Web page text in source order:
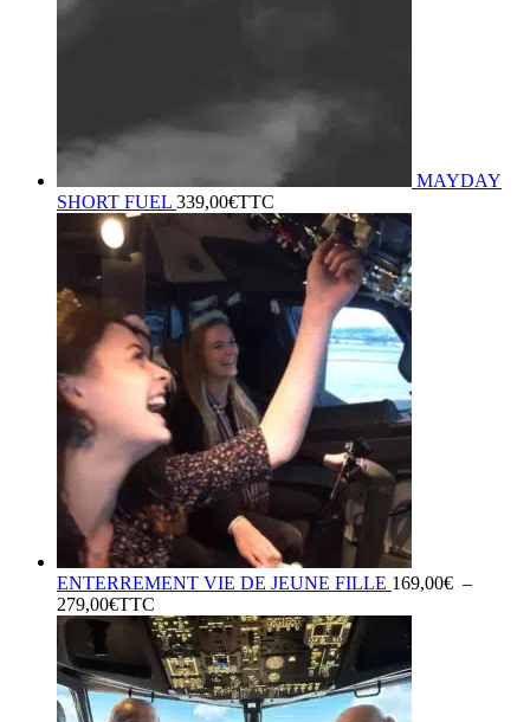
MAYDAY
SHORT FUEL 339,00€TTC
ENTERREMENT VIE DE JEUNE FILLE 169,00€ –
279,00€Plage
de
prix :
169,00€
à
279,00€
TTC